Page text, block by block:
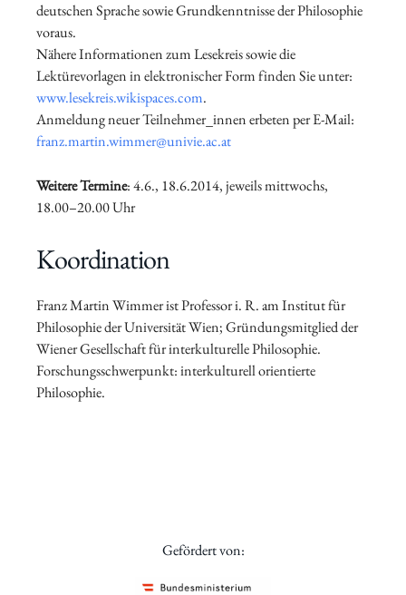
deutschen Sprache sowie Grundkenntnisse der Philosophie
voraus.
Nähere Informationen zum Lesekreis sowie die
Lektürevorlagen in elektronischer Form finden Sie unter:
www.lesekreis.wikispaces.com.
Anmeldung neuer Teilnehmer_innen erbeten per E-Mail:
franz.martin.wimmer@univie.ac.at
Weitere Termine: 4.6., 18.6.2014, jeweils mittwochs,
18.00–20.00 Uhr
Koordination
Franz Martin Wimmer ist Professor i. R. am Institut für
Philosophie der Universität Wien; Gründungsmitglied der
Wiener Gesellschaft für interkulturelle Philosophie.
Forschungsschwerpunkt: interkulturell orientierte
Philosophie.
Gefördert von: